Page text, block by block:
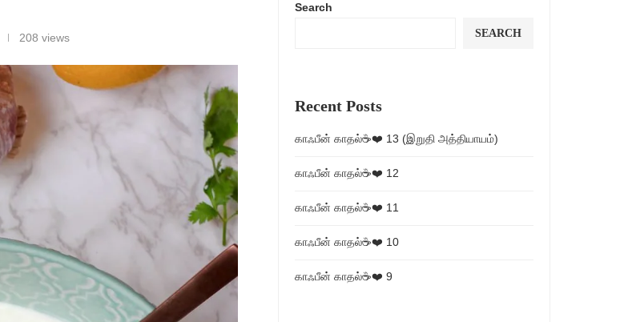
208 views
Search
SEARCH
Recent Posts
காஃபீன் காதல்☕❤️ 13 (இறுதி அத்தியாயம்)
காஃபீன் காதல்☕❤️ 12
காஃபீன் காதல்☕❤️ 11
காஃபீன் காதல்☕❤️ 10
காஃபீன் காதல்☕❤️ 9